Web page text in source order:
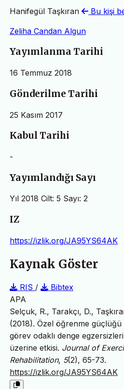
Hanifegül Taşkıran Bu kişi
Zeliha Candan Algun
Yayımlanma Tarihi
16 Temmuz 2018
Gönderilme Tarihi
25 Kasım 2017
Kabul Tarihi
-
Yayımlandığı Sayı
Yıl 2018 Cilt: 5 Sayı: 2
IZ
https://izlik.org/JA95YS64AK
Kaynak Göster
RIS /
Bibtex
APA
Selçuk, R., Tarakçı, D.,
(2018). Özel öğrenme
görev odaklı denge
üzerine etkisi. Journal of
Rehabilitation, 5(2), 65-73.
https://izlik.org/JA95YS64AK